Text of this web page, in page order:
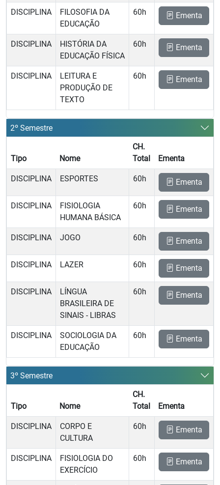
DISCIPLINA
FILOSOFIA DA
EDUCAÇÃO
60h Ementa
DISCIPLINA
HISTÓRIA DA
EDUCAÇÃO FÍSICA
60h Ementa
DISCIPLINA
LEITURA E
PRODUÇÃO DE
TEXTO
60h Ementa
2º Semestre
Tipo Nome
CH.
Total
Ementa
DISCIPLINA ESPORTES 60h Ementa
DISCIPLINA
FISIOLOGIA
HUMANA BÁSICA
60h Ementa
DISCIPLINA JOGO 60h Ementa
DISCIPLINA LAZER 60h Ementa
DISCIPLINA
LÍNGUA
BRASILEIRA DE
SINAIS - LIBRAS
60h Ementa
DISCIPLINA
SOCIOLOGIA DA
EDUCAÇÃO
60h Ementa
3º Semestre
Tipo Nome
CH.
Total
Ementa
DISCIPLINA
CORPO E
CULTURA
60h Ementa
DISCIPLINA
FISIOLOGIA DO
EXERCÍCIO
60h Ementa